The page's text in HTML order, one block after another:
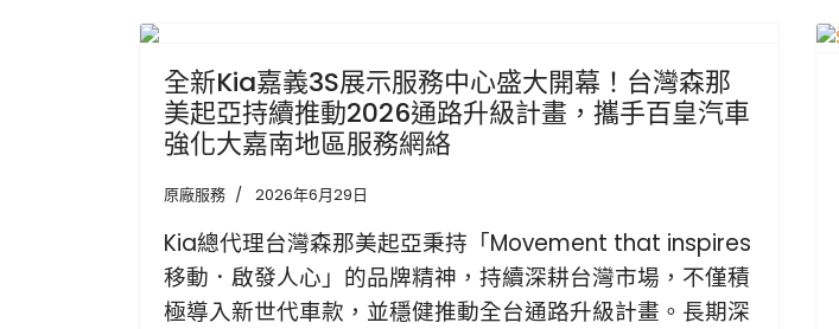
全新Kia嘉義3S展示服務中心盛大開幕！台灣森那
美起亞持續推動2026通路升級計畫，攜手百皇汽車
強化大嘉南地區服務網絡
原廠服務 2026年6月29日
Kia總代理台灣森那美起亞秉持「Movement that inspires
移動．啟發人心」的品牌精神，持續深耕台灣市場，不僅積
極導入新世代車款，並穩健推動全台通路升級計畫。長期深